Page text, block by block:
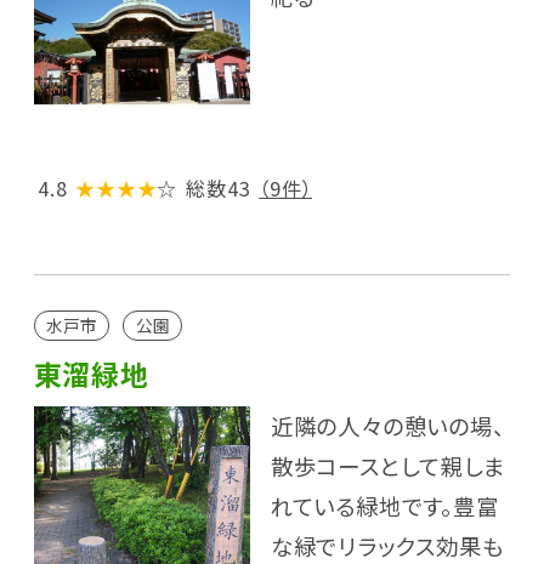
4.8 ★★★★☆ 総数43 （9件）
水戸市 公園
東溜緑地
近隣の人々の憩いの場、
散歩コースとして親しま
れている緑地です。豊富
な緑でリラックス効果も